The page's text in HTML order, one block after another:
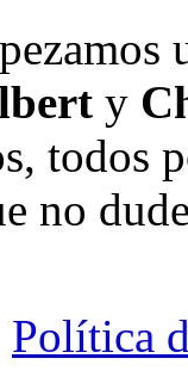
y
todos
no
Política